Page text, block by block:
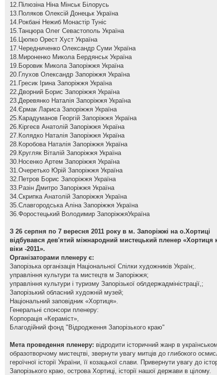
12.Пілюзіна Ніна Мінськ Білорусь
13.Поляков Олексій Донецьк Україна
14.Рокбані Нежиб Монастір Туніс
15.Танцюра Олег Севастополь Україна
16.Цюпко Орест Хуст Україна
17.Чередниченко Олександр Суми Україна
18.Мироненко Микола Бердянськ Україна
19.Боровик Микола Запоріжжя Україна
20.Глухов Олександр Запоріжжя Україна
21.Гресик Ірина Запоріжжя Україна
22.Дворний Борис Запоріжжя Україна
23.Деревянко Наталія Запоріжжя Україна
24.Єрмак Лариса Запоріжжя Україна
25.Карадуманов Георгій Запоріжжя Україна
26.Кіргеєв Анатолій Запоріжжя Україна
27.Колядко Наталія Запоріжжя Україна
28.Коробова Наталія Запоріжжя Україна
29.Кругляк Віталій Запоріжжя Україна
30.Носенко Артем Запоріжжя Україна
31.Очеретько Юрій Запоріжжя Україна
32.Петров Борис Запоріжжя Україна
33.Разін Дмитро Запоріжжя Україна
34.Скрипка Анатолій Запоріжжя Україна
35.Славгородська Аліна Запоріжжя Україна
36.Форостецький Володимир ЗапоріжжяУкраїна
З 26 серпня по 7 вересня 2011 року в м. Запоріжжі на о.Хортиці
відбувався дев'ятий міжнародний мистецький пленер «Хортиця
віки -2011».
Організаторами пленеру є:
Запорізька організація Національної Спілки художників Україн;.
управління культури та мистецтв м Запоріжжя;
управління культури і туризму Запорізької облдержадміністрації,;
Запорізький обласний художній музей;
Національний заповідник «Хортиця».
Генеральні спонсори пленеру:
Корпорація «Кераміст»,
Благодійний фонд "Відродження Запорізького краю"
Мета проведення пленеру: відродити історичний жанр в
образотворчому мистецтві, звернути увагу митців до глибокого
героїчної історії України, її козацької слави. Привернути увагу до
Запорізького краю, острова Хортиці, історії нашої держави в цілому.